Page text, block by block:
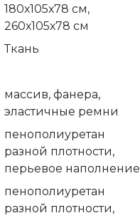
180х105х78 см,
260х105х78 см
Ткань
массив, фанера,
эластичные ремни
пенополиуретан
разной плотности,
перьевое наполнение
пенополиуретан
разной плотности,